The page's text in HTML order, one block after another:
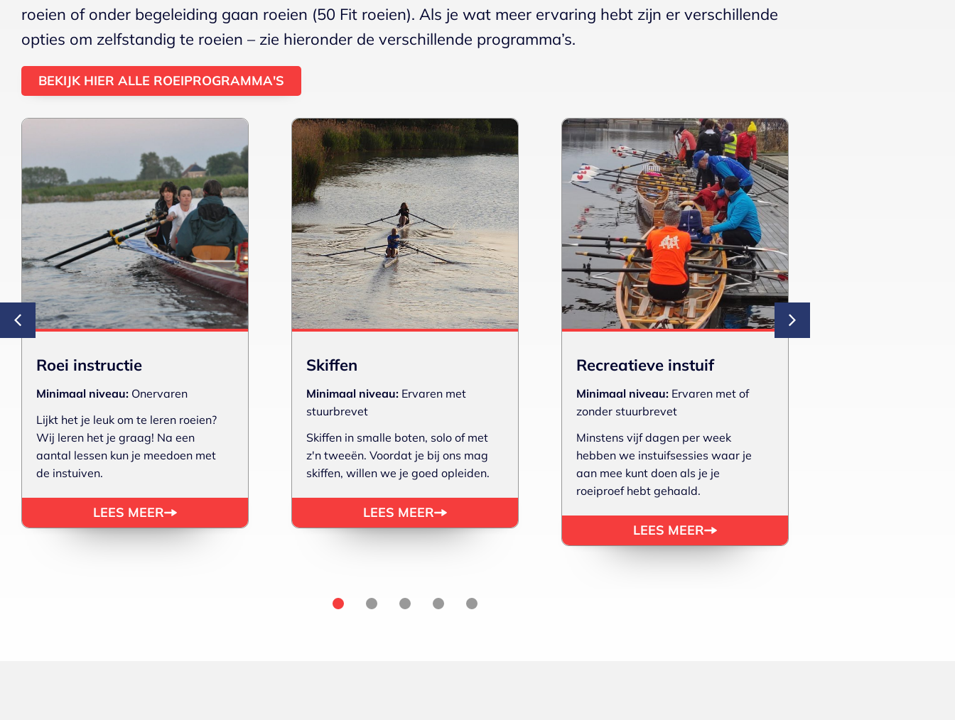
roeien of onder begeleiding gaan roeien (50 Fit roeien). Als je wat meer ervaring hebt zijn er verschillende
opties om zelfstandig te roeien – zie hieronder de verschillende programma’s.
BEKIJK HIER ALLE ROEIPROGRAMMA'S
Roei instructie
Minimaal niveau: Onervaren
Lijkt het je leuk om te leren roeien?
Wij leren het je graag! Na een
aantal lessen kun je meedoen met
de instuiven.
LEES MEER
Skiffen
Minimaal niveau: Ervaren met
stuurbrevet
Skiffen in smalle boten, solo of met
z'n tweeën. Voordat je bij ons mag
skiffen, willen we je goed opleiden.
LEES MEER
Recreatieve instuif
Minimaal niveau: Ervaren met of
zonder stuurbrevet
Minstens vijf dagen per week
hebben we instuifsessies waar je
aan mee kunt doen als je je
roeiproef hebt gehaald.
LEES MEER
2 3 4 5